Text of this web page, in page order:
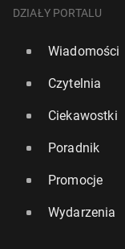
DZIAŁY PORTALU
Wiadomości
Czytelnia
Ciekawostki
Poradnik
Promocje
Wydarzenia